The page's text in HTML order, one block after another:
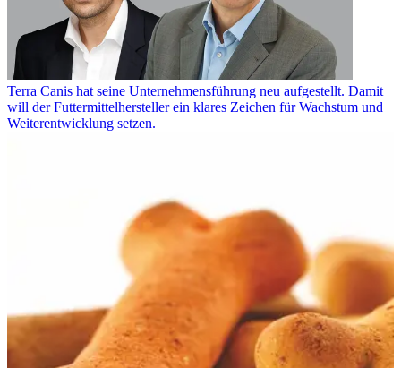
Terra Canis hat seine Unternehmensführung neu aufgestellt. Damit
will der Futtermittelhersteller ein klares Zeichen für Wachstum und
Weiterentwicklung setzen.